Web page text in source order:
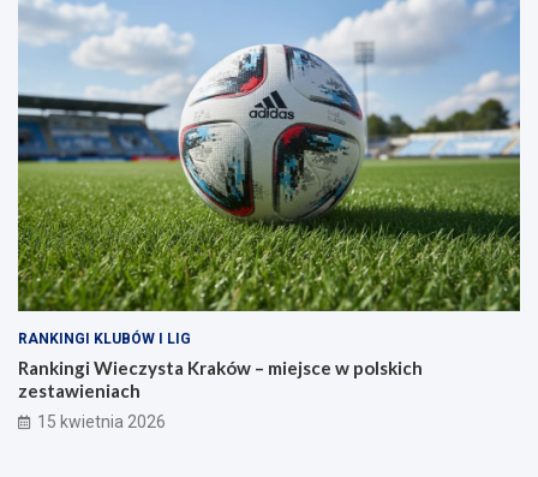
RANKINGI KLUBÓW I LIG
Rankingi Wieczysta Kraków – miejsce w polskich
zestawieniach
15 kwietnia 2026